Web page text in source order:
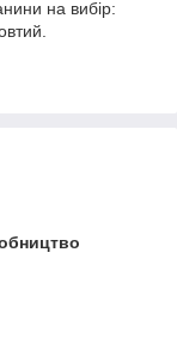
на вибір: